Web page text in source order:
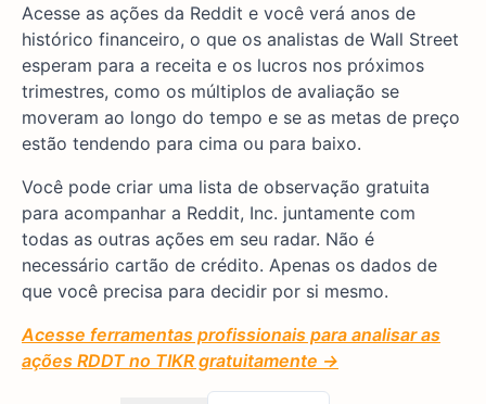
Acesse as ações da Reddit e você verá anos de
histórico financeiro, o que os analistas de Wall Street
esperam para a receita e os lucros nos próximos
trimestres, como os múltiplos de avaliação se
moveram ao longo do tempo e se as metas de preço
estão tendendo para cima ou para baixo.
Você pode criar uma lista de observação gratuita
para acompanhar a Reddit, Inc. juntamente com
todas as outras ações em seu radar. Não é
necessário cartão de crédito. Apenas os dados de
que você precisa para decidir por si mesmo.
Acesse ferramentas profissionais para analisar as
ações RDDT no TIKR gratuitamente →